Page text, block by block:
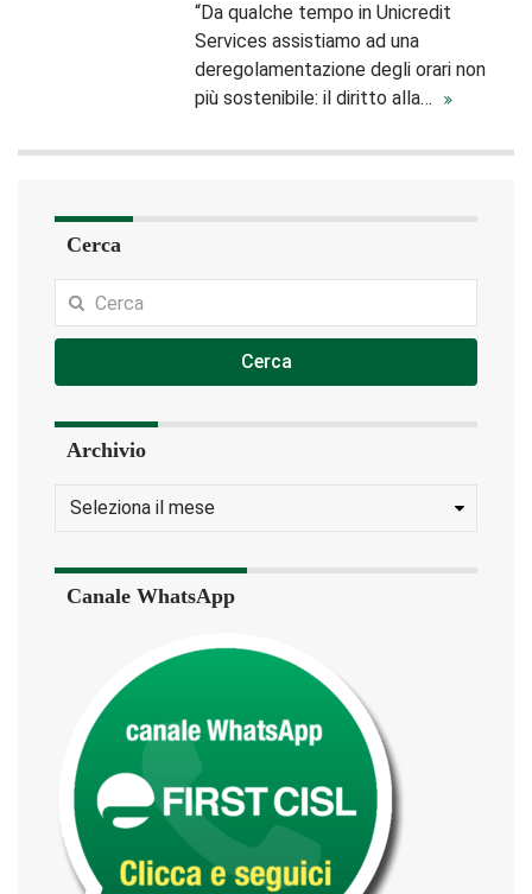
“Da qualche tempo in Unicredit
Services assistiamo ad una
deregolamentazione degli orari non
più sostenibile: il diritto alla…
Cerca
Cerca
Archivio
Canale WhatsApp